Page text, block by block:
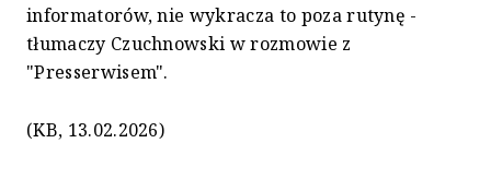
informatorów, nie wykracza to poza rutynę -
tłumaczy Czuchnowski w rozmowie z
"Presserwisem".
(KB, 13.02.2026)